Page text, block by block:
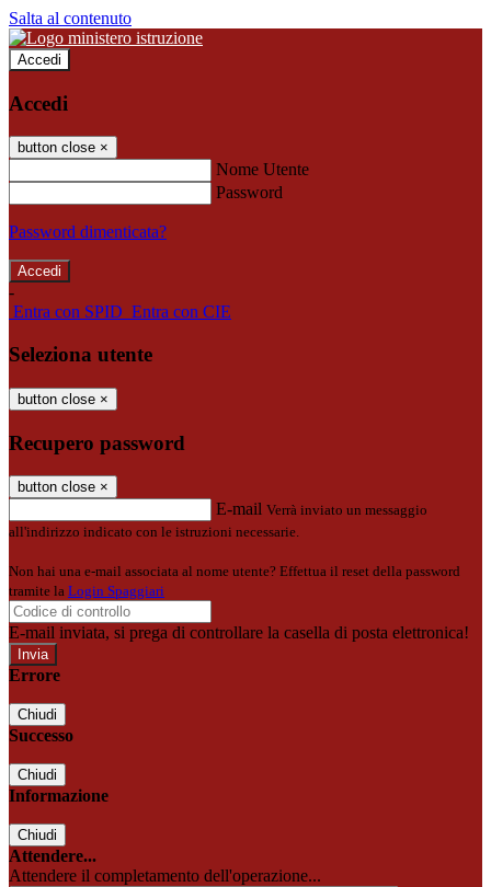
Salta al contenuto
Accedi
Accedi
button close ×
Nome Utente
Password
Password dimenticata?
-
Entra con SPID Entra con CIE
Seleziona utente
button close ×
Recupero password
button close ×
E-mail Verrà inviato un messaggio
all'indirizzo indicato con le istruzioni necessarie.
Non hai una e-mail associata al nome utente? Effettua il reset della password
tramite la Login Spaggiari
E-mail inviata, si prega di controllare la casella di posta elettronica!
Errore
Chiudi
Successo
Chiudi
Informazione
Chiudi
Attendere...
Attendere il completamento dell'operazione...